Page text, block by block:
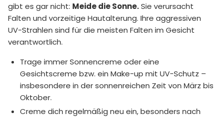
gibt es gar nicht: Meide die Sonne.Sie verursacht
Falten und vorzeitige Hautalterung. Ihre aggressiven
UV-Strahlen sind für die meisten Falten im Gesicht
verantwortlich.
Trage immer Sonnencreme oder eine
Gesichtscreme bzw. ein Make-up mit UV-Schutz –
insbesondere in der sonnenreichen Zeit von März bis
Oktober.
Creme dich regelmäßig neu ein, besonders nach